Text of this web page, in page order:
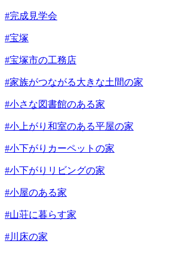
#完成見学会
#宝塚
#宝塚市の工務店
#家族がつながる大きな土間の家
#小さな図書館のある家
#小上がり和室のある平屋の家
#小下がりカーペットの家
#小下がりリビングの家
#小屋のある家
#山荘に暮らす家
#川床の家